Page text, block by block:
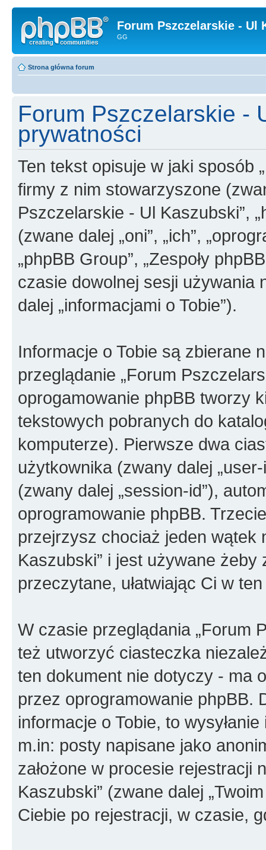
Forum Pszczelarskie - Ul
GG
Strona główna forum
Forum Pszczelarskie -
prywatności
Ten tekst opisuje w jaki sposób
firmy z nim stowarzyszone
Pszczelarskie - Ul Kaszubski”,
(zwane dalej „oni”, „ich”,
„phpBB Group”, „Zespoły
czasie dowolnej sesji używania
dalej „informacjami o Tobie”).
Informacje o Tobie są zbierane
przeglądanie „Forum
oprogamowanie phpBB tworzy
tekstowych pobranych do
komputerze). Pierwsze dwa
użytkownika (zwany dalej
(zwany dalej „session-id”),
oprogramowanie phpBB.
przejrzysz chociaż jeden wątek
Kaszubski” i jest używane
przeczytane, ułatwiając Ci w
W czasie przeglądania „Forum
też utworzyć ciasteczka
ten dokument nie dotyczy - ma
przez oprogramowanie phpBB.
informacje o Tobie, to
m.in: posty napisane jako
założone w procesie rejestracji
Kaszubski” (zwane dalej
Ciebie po rejestracji, w czasie,